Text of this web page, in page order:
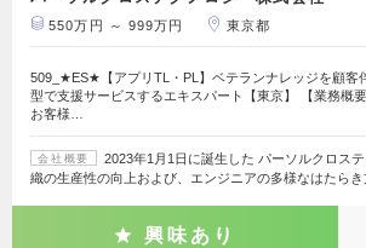
550万円 ～ 999万円 東京都
509_★ES★【アプリTL・PL】ベテランナレッジを顧客
型で支援サービスするエキスパート【東京】 【業務概要
お客様…
会社概要
2023年1月1日に誕生した パーソルクロス
織の生産性の向上および、エンジニアの多様なはたらき
興味あり